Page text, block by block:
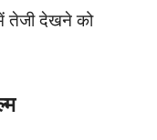
तेजी देखने को